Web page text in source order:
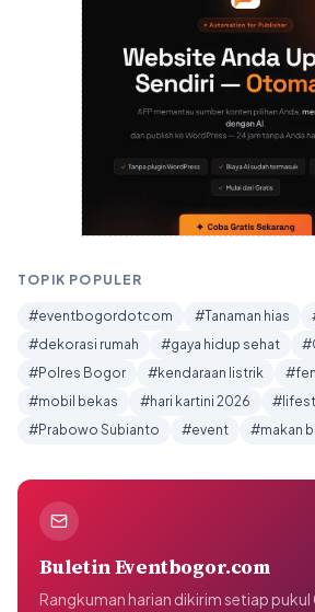
TOPIK POPULER
#eventbogordotcom #Tanaman hias
#dekorasi rumah
#gaya hidup sehat
#Polres Bogor
#kendaraan listrik
#mobil bekas
#hari kartini 2026
#Prabowo Subianto
#event #makan
Buletin Eventbogor.com
Rangkuman harian dikirim setiap pukul